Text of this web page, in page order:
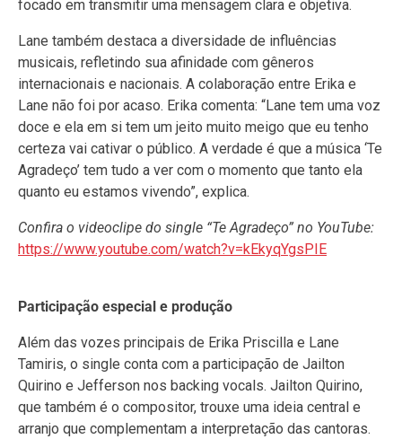
focado em transmitir uma mensagem clara e objetiva.
Lane também destaca a diversidade de influências
musicais, refletindo sua afinidade com gêneros
internacionais e nacionais. A colaboração entre Erika e
Lane não foi por acaso. Erika comenta: “Lane tem uma voz
doce e ela em si tem um jeito muito meigo que eu tenho
certeza vai cativar o público. A verdade é que a música ‘Te
Agradeço’ tem tudo a ver com o momento que tanto ela
quanto eu estamos vivendo”, explica.
Confira o videoclipe do single “Te Agradeço” no YouTube:
https://www.youtube.com/watch?v=kEkyqYgsPIE
Participação especial e produção
Além das vozes principais de Erika Priscilla e Lane
Tamiris, o single conta com a participação de Jailton
Quirino e Jefferson nos backing vocals. Jailton Quirino,
que também é o compositor, trouxe uma ideia central e
arranjo que complementam a interpretação das cantoras.